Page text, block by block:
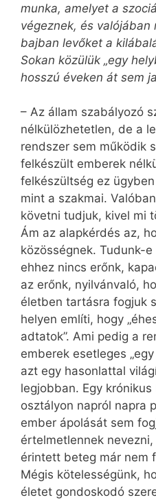
munka, amelyet a
végeznek, és valójában
bajban levőket a
Sokan közülük „egy
hosszú éveken át sem
– Az állam szabályozó
nélkülözhetetlen, de a
rendszer sem működik
felkészült emberek
felkészültség ez
mint a szakmai.
követni tudjuk, kivel mi
Ám az alapkérdés az,
közösségnek. Tudunk-
ehhez nincs erőnk,
az erőnk, nyilvánvaló,
életben tartásra fogjuk
helyen említi, hogy
adtatok”. Ami pedig a
emberek esetleges
azt egy hasonlattal
legjobban. Egy
osztályon napról napra
ember ápolását sem
értelmetlennek
érintett beteg már nem
Mégis kötelességünk,
életet gondoskodó